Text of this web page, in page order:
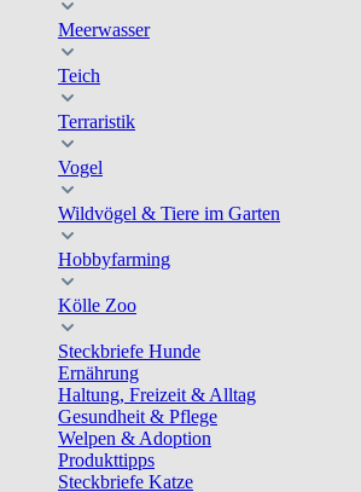
Meerwasser
Teich
Terraristik
Vogel
Wildvögel & Tiere im Garten
Hobbyfarming
Kölle Zoo
Steckbriefe Hunde
Ernährung
Haltung, Freizeit & Alltag
Gesundheit & Pflege
Welpen & Adoption
Produkttipps
Steckbriefe Katze